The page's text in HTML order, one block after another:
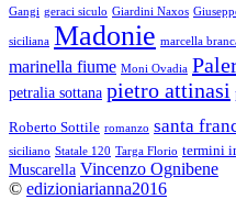
Gangi geraci siculo Giardini Naxos
siciliana Madonie marcella
marinella fiume Moni Ovadia
petralia sottana pietro attinasi
Roberto Sottile romanzo santa
siciliano Statale 120 Targa Florio termini
Muscarella Vincenzo Ognibene
© edizioniarianna2016